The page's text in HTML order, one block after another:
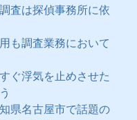
は探偵事務所に依
調査業務において
浮気を止めさせた
名古屋市で話題の